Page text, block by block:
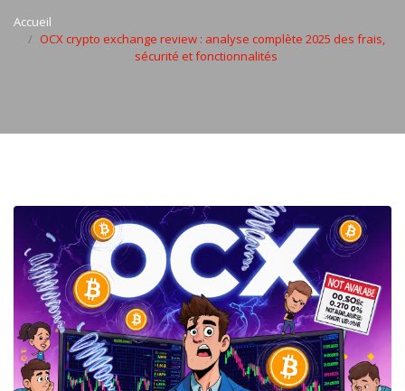
Accueil
OCX crypto exchange review : analyse complète 2025 des frais,
sécurité et fonctionnalités